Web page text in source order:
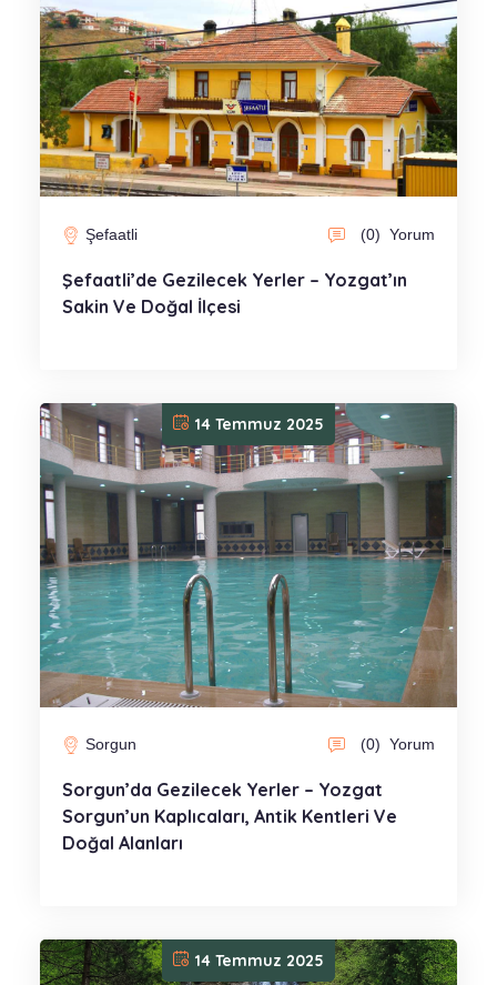
Şefaatli (0) Yorum
Şefaatli’de Gezilecek Yerler – Yozgat’ın
Sakin Ve Doğal İlçesi
14 Temmuz 2025
Sorgun (0) Yorum
Sorgun’da Gezilecek Yerler – Yozgat
Sorgun’un Kaplıcaları, Antik Kentleri Ve
Doğal Alanları
14 Temmuz 2025